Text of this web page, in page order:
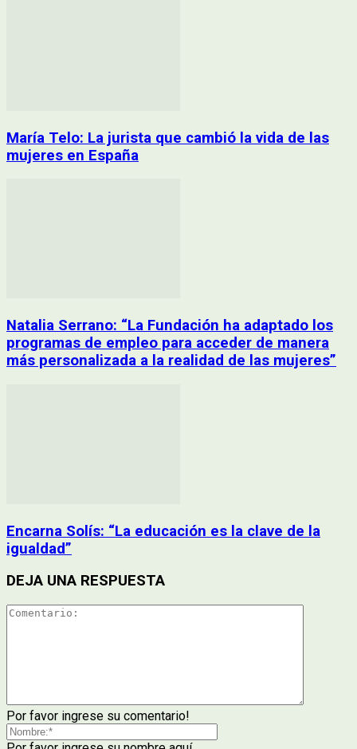
María Telo: La jurista que cambió la vida de las
mujeres en España
Natalia Serrano: “La Fundación ha adaptado los
programas de empleo para acceder de manera
más personalizada a la realidad de las mujeres”
Encarna Solís: “La educación es la clave de la
igualdad”
DEJA UNA RESPUESTA
Por favor ingrese su comentario!